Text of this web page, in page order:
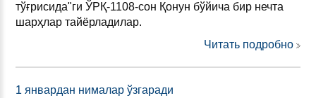
тўғрисида"ги ЎРҚ-1108-сон Қонун бўйича бир нечта
шарҳлар тайёрладилар.
Читать подробно
1 январдан нималар ўзгаради